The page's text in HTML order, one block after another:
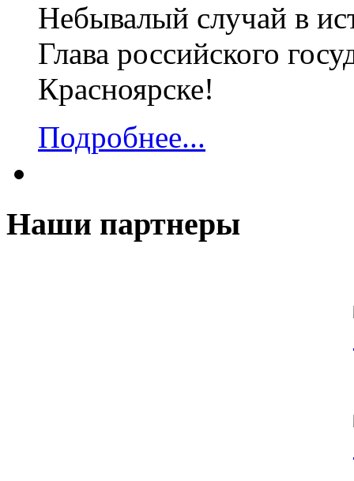
Небывалый случай в
Глава российского
Красноярске!
Подробнее...
Наши партнеры